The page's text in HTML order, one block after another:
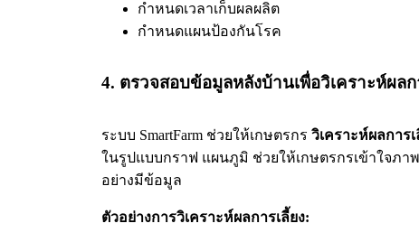
กำหนดเวลาเก็บผลผลิต
กำหนดแผนป้องกันโรค
4. ตรวจสอบข้อมูลหลังบ้านเพื่อวิเคราะห์ผลก
ระบบ SmartFarm ช่วยให้เกษตรกร วิเคราะห์ผลการเ
ในรูปแบบกราฟ แผนภูมิ ช่วยให้เกษตรกรเข้าใจภ
อย่างมีข้อมูล
ตัวอย่างการวิเคราะห์ผลการเลี้ยง: